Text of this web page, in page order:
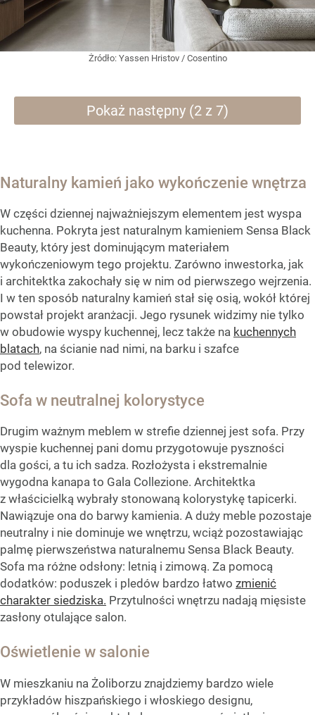
Żródło: Yassen Hristov / Cosentino
Pokaż następny (2 z 7)
Naturalny kamień jako wykończenie wnętrza
W części dziennej najważniejszym elementem jest wyspa
kuchenna. Pokryta jest naturalnym kamieniem Sensa Black
Beauty, który jest dominującym materiałem
wykończeniowym tego projektu. Zarówno inwestorka, jak
i architektka zakochały się w nim od pierwszego wejrzenia.
I w ten sposób naturalny kamień stał się osią, wokół której
powstał projekt aranżacji. Jego rysunek widzimy nie tylko
w obudowie wyspy kuchennej, lecz także na kuchennych
blatach, na ścianie nad nimi, na barku i szafce
pod telewizor.
Sofa w neutralnej kolorystyce
Drugim ważnym meblem w strefie dziennej jest sofa. Przy
wyspie kuchennej pani domu przygotowuje pyszności
dla gości, a tu ich sadza. Rozłożysta i ekstremalnie
wygodna kanapa to Gala Collezione. Architektka
z właścicielką wybrały stonowaną kolorystykę tapicerki.
Nawiązuje ona do barwy kamienia. A duży meble pozostaje
neutralny i nie dominuje we wnętrzu, wciąż pozostawiając
palmę pierwszeństwa naturalnemu Sensa Black Beauty.
Sofa ma różne odsłony: letnią i zimową. Za pomocą
dodatków: poduszek i pledów bardzo łatwo zmienić
charakter siedziska. Przytulności wnętrzu nadają mięsiste
zasłony otulające salon.
Oświetlenie w salonie
W mieszkaniu na Żoliborzu znajdziemy bardzo wiele
przykładów hiszpańskiego i włoskiego designu,